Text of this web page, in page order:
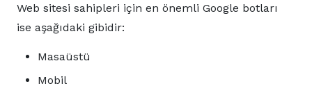
Web sitesi sahipleri için en önemli Google botları
ise aşağıdaki gibidir:
Masaüstü
Mobil